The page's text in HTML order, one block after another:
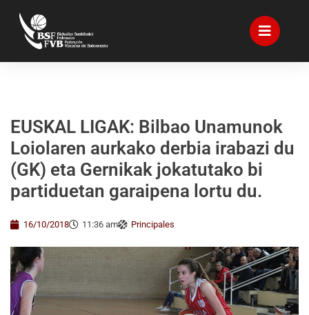
EUSKAL LIGAK: Bilbao Unamunok
Loiolaren aurkako derbia irabazi du
(GK) eta Gernikak jokatutako bi
partiduetan garaipena lortu du.
16/10/2018 11:36 am Principales